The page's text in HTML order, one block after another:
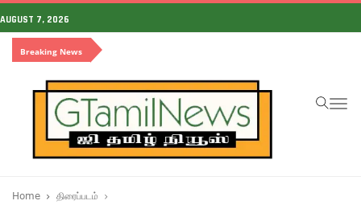
AUGUST 7, 2026
Breaking News
Home
திரைப்படம்